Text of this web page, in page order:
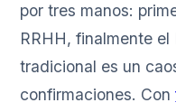
por tres manos:
RRHH, finalmente
tradicional es un
confirmaciones. Con